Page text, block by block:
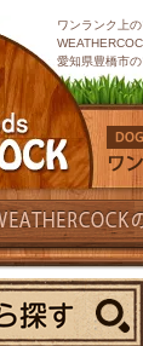
ワンランク上
愛知県豊橋市